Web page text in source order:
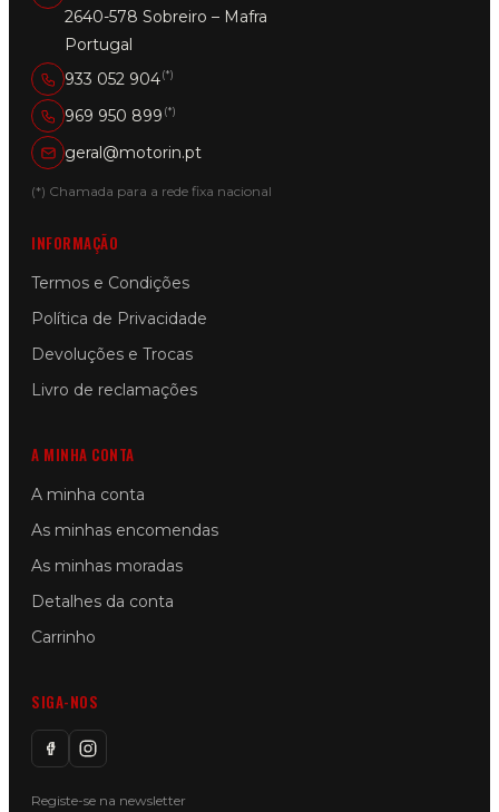
2640-578 Sobreiro – Mafra
Portugal
933 052 904(*)
969 950 899 (*)
geral@motorin.pt
(*) Chamada para a rede fixa nacional
INFORMAÇÃO
Termos e Condições
Política de Privacidade
Devoluções e Trocas
Livro de reclamações
A MINHA CONTA
A minha conta
As minhas encomendas
As minhas moradas
Detalhes da conta
Carrinho
SIGA-NOS
Registe-se na newsletter